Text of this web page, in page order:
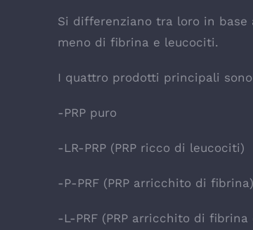
Si differenziano tra loro in
meno di fibrina e leucociti.
I quattro prodotti principali
-PRP puro
-LR-PRP (PRP ricco di leucociti)
-P-PRF (PRP arricchito di fibrina)
-L-PRF (PRP arricchito di